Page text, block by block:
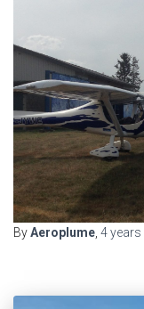
ByAeroplume, 4 years